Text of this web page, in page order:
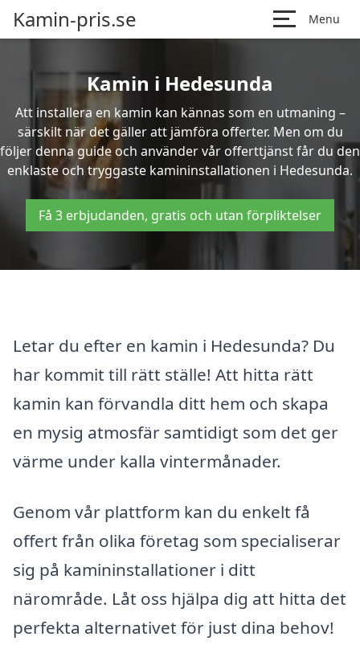
Kamin-pris.se Menu
Kamin i Hedesunda
Att installera en kamin kan kännas som en utmaning –
särskilt när det gäller att jämföra offerter. Men om du
följer denna guide och använder vår offerttjänst får du den
enklaste och tryggaste kamininstallationen i Hedesunda.
Få 3 erbjudanden, gratis och utan förpliktelser
Letar du efter en kamin i Hedesunda? Du
har kommit till rätt ställe! Att hitta rätt
kamin kan förvandla ditt hem och skapa
en mysig atmosfär samtidigt som det ger
värme under kalla vintermånader.
Genom vår plattform kan du enkelt få
offert från olika företag som specialiserar
sig på kamininstallationer i ditt
närområde. Låt oss hjälpa dig att hitta det
perfekta alternativet för just dina behov!